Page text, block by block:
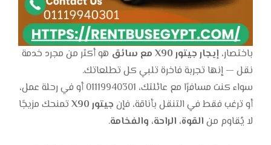
باختصار، إيجار جيتور X90 مع سائق
هو أكثر من مجرد خدمة
نقل — إنها تجربة فاخرة تلبي كل تطلعاتك.
سواء كنت مسافرًا مع عائلتك، 01119940301 أو في رحلة عمل،
أو ترغب فقط في التنقل بأناقة، فإن جيتور X90
تمنحك مزيجًا
لا يُقاوم من القوة، الراحة، والفخامة.